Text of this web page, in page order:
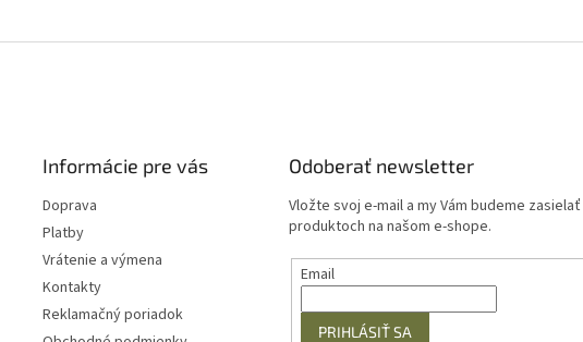
Informácie pre vás
Doprava
Platby
Vrátenie a výmena
Kontakty
Reklamačný poriadok
Odoberať newsletter
Vložte svoj e-mail a my Vám budeme
produktoch na našom e-shope.
Email
PRIHLÁSIŤ SA